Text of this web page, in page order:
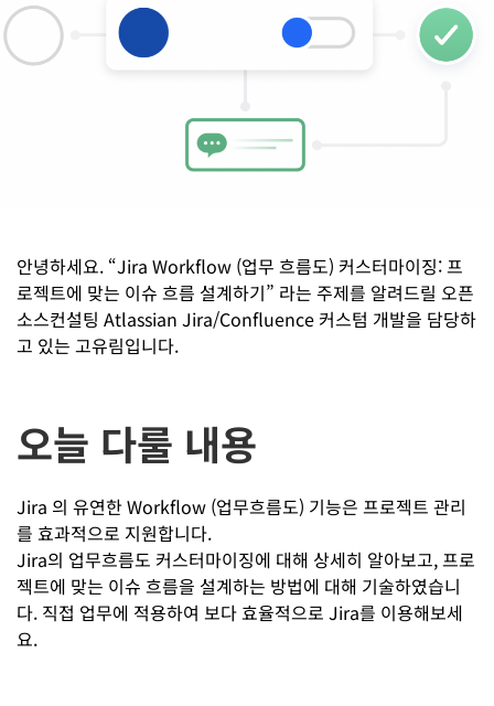
안녕하세요. “Jira Workflow (업무 흐름도) 커스터마이징: 프
로젝트에 맞는 이슈 흐름 설계하기” 라는 주제를 알려드릴 오픈
소스컨설팅 Atlassian Jira/Confluence 커스텀 개발을 담당하
고 있는 고유림입니다.
오늘 다룰 내용
Jira 의 유연한 Workflow (업무흐름도) 기능은 프로젝트 관리
를 효과적으로 지원합니다.
Jira의 업무흐름도 커스터마이징에 대해 상세히 알아보고, 프로
젝트에 맞는 이슈 흐름을 설계하는 방법에 대해 기술하였습니
다. 직접 업무에 적용하여 보다 효율적으로 Jira를 이용해보세
요.